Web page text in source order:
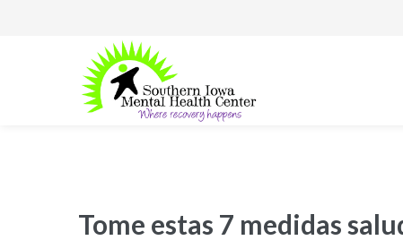
Tome estas 7 medidas